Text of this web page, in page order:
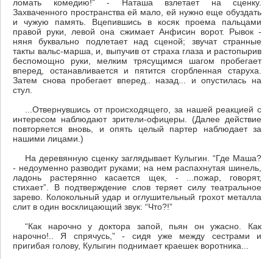
ломать комедию!” - Наташа взлетает на сценку.
Захваченного пространства ей мало, ей нужно еще обуздать
и чужую память. Вцепившись в косяк проема пальцами
правой руки, левой она сжимает Анфисин ворот. Рывок -
няня буквально подлетает над сценой; звучат странные
такты вальс-марша, и, выпучив от страха глаза и растопырив
беспомощно руки, мелким трясущимся шагом пробегает
вперед, останавливается и пятится сгорбленная старуха.
Затем снова пробегает вперед.. назад... и опустилась на
стул.
...Отвернувшись от происходящего, за нашей реакцией с
интересом наблюдают зрители-офицеры. (Далее действие
повторяется вновь, и опять целый партер наблюдает за
нашими лицами.)
На деревянную сценку заглядывает Кулыгин. “Где Маша?
- недоуменно разводит руками; на нем распахнутая шинель,
ладонь растерянно касается щек, - ...пожар, говорят,
стихает”. В подтверждение слов теряет силу театральное
зарево. Колокольный удар и оглушительный грохот металла
слит в один восклицающий звук: “Что?!”
“Как нарочно у доктора запой, пьян он ужасно. Как
нарочно!.. Я спрячусь,” - сидя уже между сестрами и
пригибая голову, Кулыгин поднимает краешек воротника...